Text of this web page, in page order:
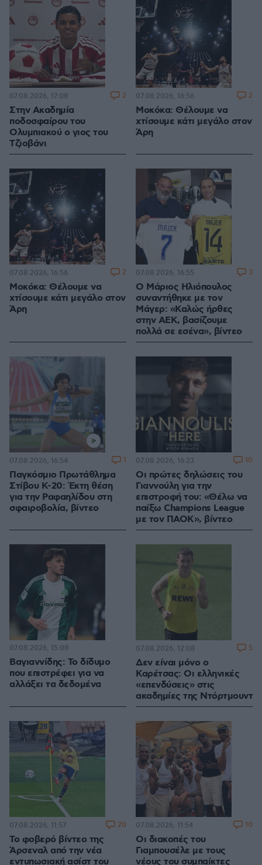
Στην Ακαδημία
ποδοσφαίρου του
Ολυμπιακού ο γιος του
Τζιοβάνι
07.08.2026, 17:08 2
Μοκόκα: Θέλουμε να
χτίσουμε κάτι μεγάλο στον
Άρη
07.08.2026, 16:56 2
Μοκόκα: Θέλουμε να
χτίσουμε κάτι μεγάλο στον
Άρη
07.08.2026, 16:56 2
Ο Μάριος Ηλιόπουλος
συναντήθηκε με τον
Μάγερ: «Καλώς ήρθες
στην ΑΕΚ, βασίζουμε
πολλά σε εσένα», βίντεο
07.08.2026, 16:55 3
Παγκόσμιο Πρωτάθλημα
Στίβου Κ-20: Έκτη θέση
για την Ραφαηλίδου στη
σφαιροβολία, βίντεο
07.08.2026, 16:54 1
Οι πρώτες δηλώσεις του
Γιαννούλη για την
επιστροφή του: «Θέλω να
παίξω Champions League
με τον ΠΑΟΚ», βίντεο
07.08.2026, 16:23 10
Βαγιαννίδης: Το δίδυμο
που επιστρέφει για να
αλλάξει τα δεδομένα
07.08.2026, 15:08
Δεν είναι μόνο ο
Καρέτσας: Οι ελληνικές
«επενδύσεις» στις
ακαδημίες της Ντόρτμουντ
07.08.2026, 12:08 5
Το φοβερό βίντεο της
Άρσεναλ από την νέα
εντυπωσιακή ασίστ του
07.08.2026, 11:57 20
Οι διακοπές του
Γιαμπουσέλε με τους
νέους του συμπαίκτες
07.08.2026, 11:54 10